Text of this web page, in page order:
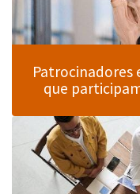
Patrocinadores
que